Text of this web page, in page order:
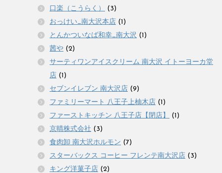
口楽（こうらく）
(3)
おっけい_南大沢本店 (1)
とんかついなば和幸_南大沢 (1)
茜や (2)
サーティワンアイスクリーム 南大沢 イトーヨーカ堂
店 (1)
セブンイレブン 南大沢店 (9)
ファミリーマート 八王子上柚木店 (1)
ファーストキッチン 八王子店【閉店】
(1)
京晴株式会社 (3)
食肉卸 南大沢ホルモン (7)
スターバックス コーヒー フレンテ南大沢店 (3)
キング洋菓子店 (2)